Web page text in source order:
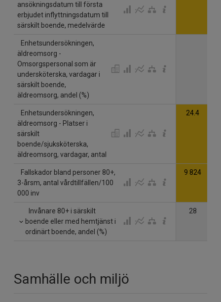
ansökningsdatum till första
erbjudet inflyttningsdatum till
särskilt boende, medelvärde
Enhetsundersökningen,
äldreomsorg -
Omsorgspersonal som är
undersköterska, vardagar i
särskilt boende,
äldreomsorg, andel (%)
Enhetsundersökningen,
äldreomsorg - Platser i
särskilt
boende/sjuksköterska,
äldreomsorg, vardagar, antal
24.4
Fallskador bland personer 80+,
3-årsm, antal vårdtillfällen/100
000 inv
9 824
Invånare 80+ i särskilt
boende eller med hemtjänst i
ordinärt boende, andel (%)
28
Samhälle och miljö